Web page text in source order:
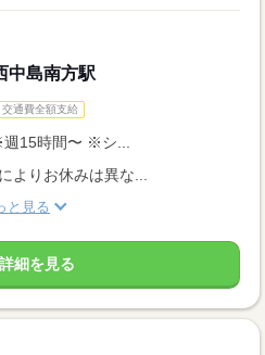
中島南方駅
交通費全額支給
15時間〜 ※シ...
りお休みは異な...
と見る
細を見る